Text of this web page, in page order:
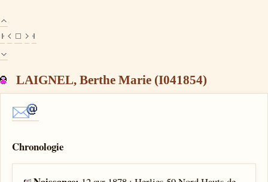
LAIGNEL, Berthe Marie (I041854)
Chronologie